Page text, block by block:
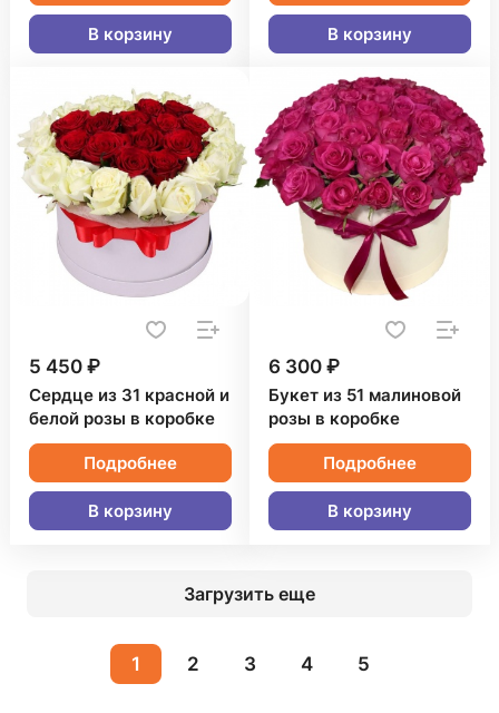
В корзину В корзину
5 450 ₽
Сердце из 31 красной и
белой розы в коробке
Подробнее
В корзину
6 300 ₽
Букет из 51 малиновой
розы в коробке
Подробнее
В корзину
Загрузить еще
1 2 3 4 5